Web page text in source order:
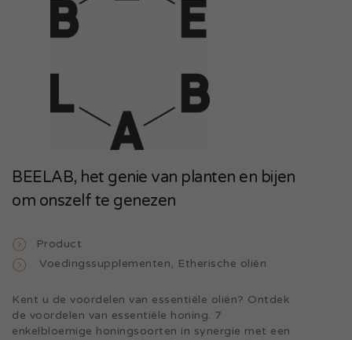
BEELAB, het genie van planten en bijen
om onszelf te genezen
Product
Voedingssupplementen, Etherische oliën
Kent u de voordelen van essentiële oliën? Ontdek
de voordelen van essentiële honing. 7
enkelbloemige honingsoorten in synergie met een